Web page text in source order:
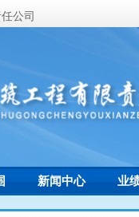
新闻中心 业
公司